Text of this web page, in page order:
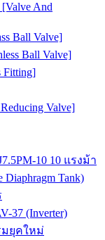
And
Ball Valve]
Ball Valve]
Fitting]
Valve]
10 10 แรงม้า
Tank)
37 (Inverter)
ยุคใหม่